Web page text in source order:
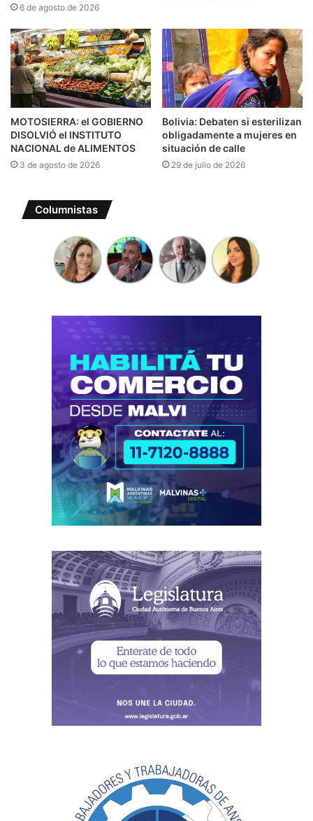
6 de agosto de 2026
MOTOSIERRA: el GOBIERNO
DISOLVIÓ el INSTITUTO
NACIONAL de ALIMENTOS
3 de agosto de 2026
Bolivia: Debaten si esterilizan
obligadamente a mujeres en
situación de calle
29 de julio de 2026
Columnistas